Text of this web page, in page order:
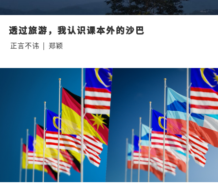
透过旅游，我认识课本外的沙巴
正言不讳 | 郑颖